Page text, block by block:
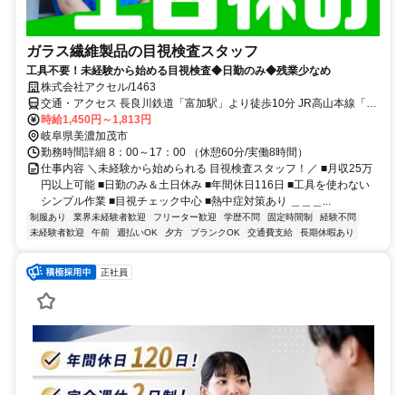
ガラス繊維製品の目視検査スタッフ
工具不要！未経験から始める目視検査◆日勤のみ◆残業少なめ
株式会社アクセル/1463
交通・アクセス 長良川鉄道「富加駅」より徒歩10分 JR高山本線「美
濃太田駅」より車で15分 ◆通勤用駐車場完備
時給1,450円～1,813円
岐阜県美濃加茂市
勤務時間詳細 8：00～17：00 （休憩60分/実働8時間）
仕事内容 ＼未経験から始められる 目視検査スタッフ！／ ■月収25万
円以上可能 ■日勤のみ＆土日休み ■年間休日116日 ■工具を使わない
シンプル作業 ■目視チェック中心 ■熱中症対策あり ＿＿＿...
制服あり 業界未経験者歓迎 フリーター歓迎 学歴不問 固定時間制
経験不問
未経験者歓迎
午前 週払いOK 夕方 ブランクOK 交通費支給 長期休暇あり
正社員